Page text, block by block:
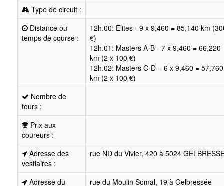
Type de circuit :
Distance ou
temps de course :
12h.00: Elites - 9 x 9,460 = 85,140 km
€)
12h.01: Masters A-B - 7 x 9,460 = 66,220
km (2 x 100 €)
12h.02: Masters C-D – 6 x 9,460 = 57,760
km (2 x 100 €)
Nombre de
tours :
Prix aux
coureurs :
Adresse des
vestiaires :
rue ND du Vivier, 420 à 5024
Adresse du
rue du Moulin Somal, 19 à Gelbressée